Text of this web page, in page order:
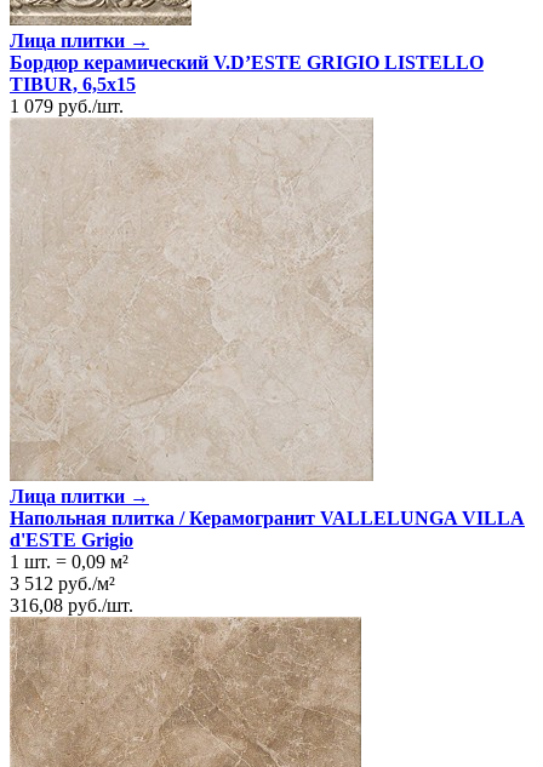
Лица плитки →
Бордюр керамический V.D’ESTE GRIGIO LISTELLO
TIBUR, 6,5x15
1 079 руб./шт.
Лица плитки →
Напольная плитка / Керамогранит VALLELUNGA VILLA
d'ESTE Grigio
1 шт. = 0,09 м²
3 512 руб./м²
316,08 руб./шт.